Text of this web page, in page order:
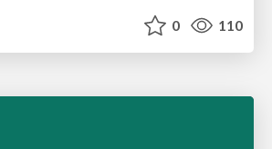
0 110